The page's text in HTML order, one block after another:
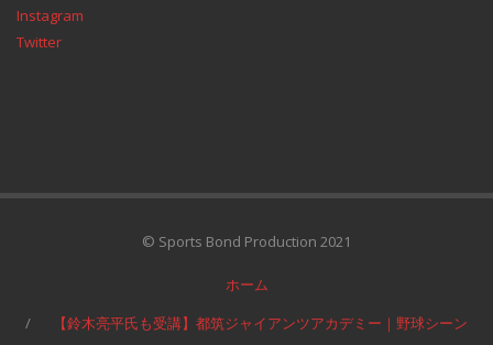
Instagram
Twitter
© Sports Bond Production 2021
ホーム
【鈴木亮平氏も受講】都筑ジャイアンツアカデミー｜野球シーン